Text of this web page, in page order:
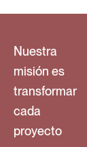
Nuestra
misión es
transformar
cada
proyecto